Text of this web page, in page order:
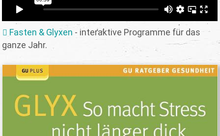
Fasten & Glyxen - interaktive Programme für das
ganze Jahr.